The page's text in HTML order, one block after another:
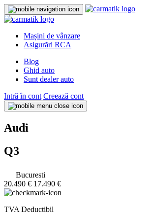
Mașini de vânzare
Asigurări RCA
Blog
Ghid auto
Sunt dealer auto
Intră în cont Creează cont
Audi
Q3
Bucuresti
20.490 € 17.490 €
TVA Deductibil